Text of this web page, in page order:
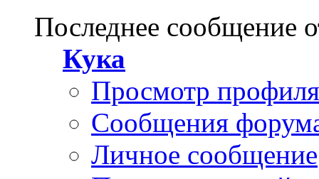
Последнее сообщение
Кука
Просмотр профиля
Сообщения
Личное сообщение